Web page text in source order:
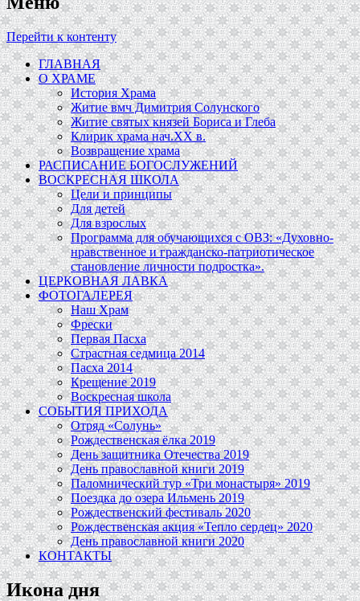
Перейти к контенту
ГЛАВНАЯ
О ХРАМЕ
История Храма
Житие вмч Димитрия Солунского
Житие святых князей Бориса и Глеба
Клирик храма нач.ХХ в.
Возвращение храма
РАСПИСАНИЕ БОГОСЛУЖЕНИЙ
ВОСКРЕСНАЯ ШКОЛА
Цели и принципы
Для детей
Для взрослых
Программа для обучающихся c ОВЗ: «Духовно-
нравственное и гражданско-патриотическое
становление личности подростка».
ЦЕРКОВНАЯ ЛАВКА
ФОТОГАЛЕРЕЯ
Наш Храм
Фрески
Первая Пасха
Страстная седмица 2014
Пасха 2014
Крещение 2019
Воскресная школа
СОБЫТИЯ ПРИХОДА
Отряд «Солунь»
Рождественская ёлка 2019
День защитника Отечества 2019
День православной книги 2019
Паломнический тур «Три монастыря» 2019
Поездка до озера Ильмень 2019
Рождественский фестиваль 2020
Рождественская акция «Тепло сердец» 2020
День православной книги 2020
КОНТАКТЫ
Икона дня